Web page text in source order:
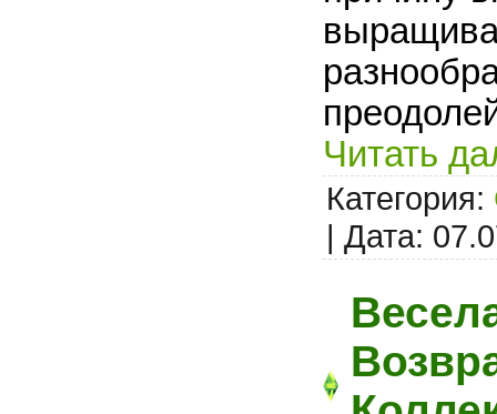
Читать
Категория:
| Дата: